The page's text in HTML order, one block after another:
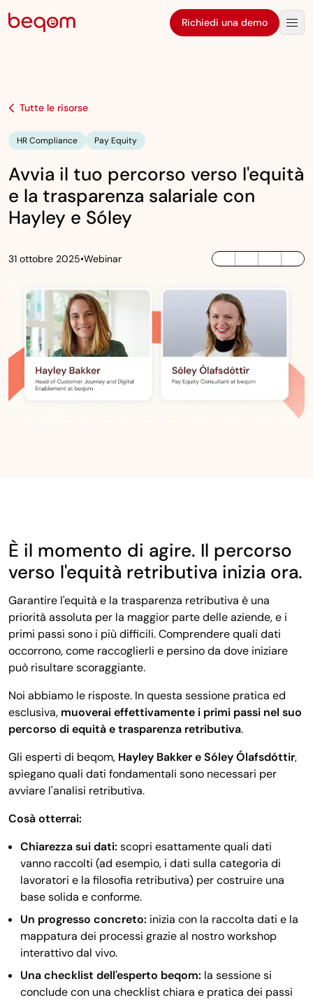
Richiedi una demo
Tutte le risorse
HR Compliance Pay Equity
Avvia il tuo percorso verso l'equità
e la trasparenza salariale con
Hayley e Sóley
31 ottobre 2025•Webinar LinkedInTwitter / XFacebook
È il momento di agire. Il percorso
verso l'equità retributiva inizia ora.
Garantire l'equità e la trasparenza retributiva è una
priorità assoluta per la maggior parte delle aziende, e i
primi passi sono i più difficili. Comprendere quali dati
occorrono, come raccoglierli e persino da dove iniziare
può risultare scoraggiante.
Noi abbiamo le risposte. In questa sessione pratica ed
esclusiva, muoverai effettivamente i primi passi nel suo
percorso di equità e trasparenza retributiva.
Gli esperti di beqom, Hayley Bakker e Sóley Ólafsdóttir,
spiegano quali dati fondamentali sono necessari per
avviare l'analisi retributiva.
Cosà otterrai:
Chiarezza sui dati: scopri esattamente quali dati
vanno raccolti (ad esempio, i dati sulla categoria di
lavoratori e la filosofia retributiva) per costruire una
base solida e conforme.
Un progresso concreto: inizia con la raccolta dati e la
mappatura dei processi grazie al nostro workshop
interattivo dal vivo.
Una checklist dell'esperto beqom: la sessione si
conclude con una checklist chiara e pratica dei passi